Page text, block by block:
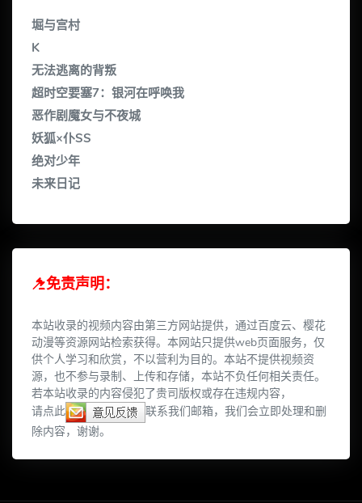
堀与宫村
K
无法逃离的背叛
超时空要塞7：银河在呼唤我
恶作剧魔女与不夜城
妖狐×仆SS
绝对少年
未来日记
免责声明：
本站收录的视频内容由第三方网站提供，通过百度云、樱花
动漫等资源网站检索获得。本网站只提供web页面服务，仅
供个人学习和欣赏，不以营利为目的。本站不提供视频资
源，也不参与录制、上传和存储，本站不负任何相关责任。
若本站收录的内容侵犯了贵司版权或存在违规内容，
请点此
联系我们邮箱，我们会立即处理和删
除内容，谢谢。